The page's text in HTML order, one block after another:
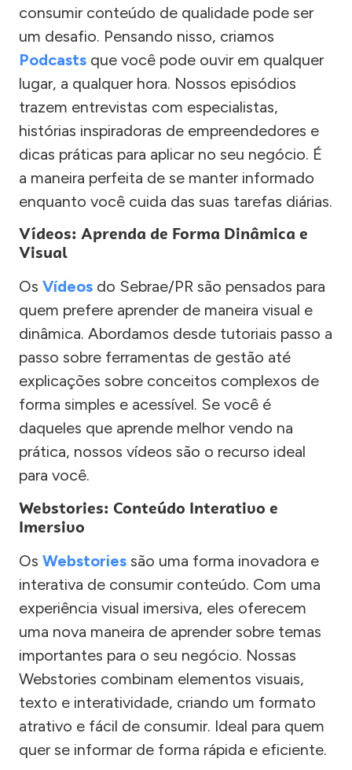
consumir conteúdo de qualidade pode ser
um desafio. Pensando nisso, criamos
Podcasts que você pode ouvir em qualquer
lugar, a qualquer hora. Nossos episódios
trazem entrevistas com especialistas,
histórias inspiradoras de empreendedores e
dicas práticas para aplicar no seu negócio. É
a maneira perfeita de se manter informado
enquanto você cuida das suas tarefas diárias.
Vídeos: Aprenda de Forma Dinâmica e
Visual
Os Vídeos do Sebrae/PR são pensados para
quem prefere aprender de maneira visual e
dinâmica. Abordamos desde tutoriais passo a
passo sobre ferramentas de gestão até
explicações sobre conceitos complexos de
forma simples e acessível. Se você é
daqueles que aprende melhor vendo na
prática, nossos vídeos são o recurso ideal
para você.
Webstories: Conteúdo Interativo e
Imersivo
Os Webstories são uma forma inovadora e
interativa de consumir conteúdo. Com uma
experiência visual imersiva, eles oferecem
uma nova maneira de aprender sobre temas
importantes para o seu negócio. Nossas
Webstories combinam elementos visuais,
texto e interatividade, criando um formato
atrativo e fácil de consumir. Ideal para quem
quer se informar de forma rápida e eficiente.